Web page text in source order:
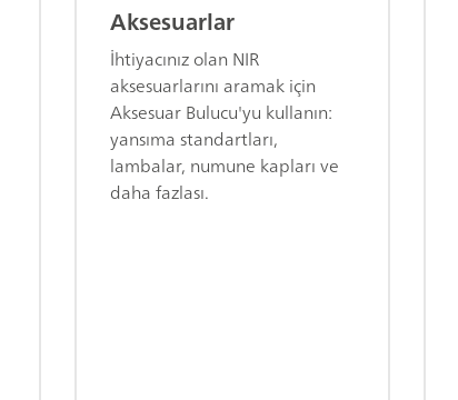
Aksesuarlar
İhtiyacınız olan NIR
aksesuarlarını aramak için
Aksesuar Bulucu'yu kullanın:
yansıma standartları,
lambalar, numune kapları ve
daha fazlası.